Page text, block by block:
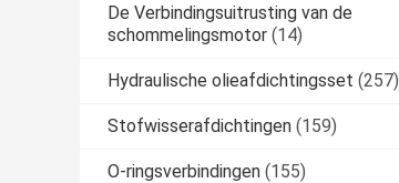
De Verbindingsuitrusting van de
schommelingsmotor (14)
Hydraulische olieafdichtingsset (257)
Stofwisserafdichtingen (159)
O-ringsverbindingen (155)